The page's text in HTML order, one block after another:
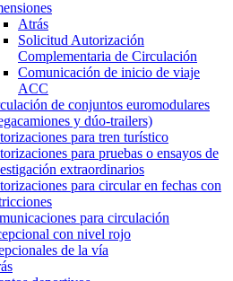
Atrás
Solicitud Autorización
Complementaria de Circulación
Comunicación de inicio de viaje
ACC
de conjuntos euromodulares
y dúo-trailers)
para tren turístico
para pruebas o ensayos de
extraordinarios
para circular en fechas con
para circulación
con nivel rojo
de la vía